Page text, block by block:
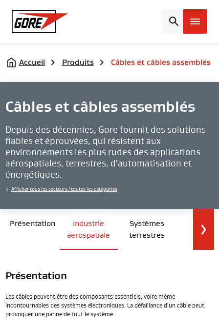
Gore
Accueil Produits Câbles et câbles assemblés
Câbles et câbles assemblés
Depuis des décennies, Gore fournit des solutions
fiables et éprouvées, qui résistent aux
environnements les plus rudes des applications
aérospatiales, terrestres, d'automatisation et
énergétiques.
Afficher tous les secteurs / toutes les catégories
Présentation
Industrie
aérospatiale
Systèmes
terrestres
Présentation
Les câbles peuvent être des composants essentiels, voire même
incontournables des systèmes électroniques. La défaillance d'un câble peut
provoquer une panne de tout le système.